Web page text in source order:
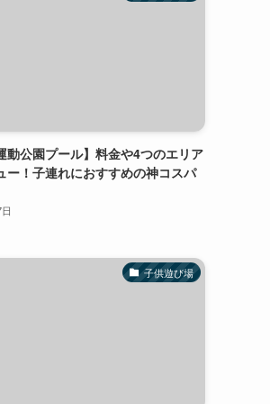
動公園プール】料金や4つのエリア
ー！子連れにおすすめの神コスパ
子供遊び場